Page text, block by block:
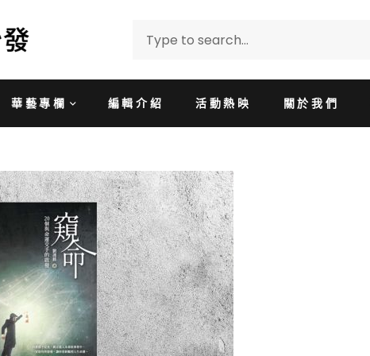
華藝專欄 編輯介紹 活動熱映 關於我們